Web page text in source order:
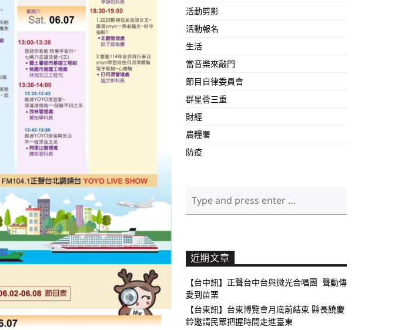
活動剪影
活動報名
生活
當音樂來敲門
節目自律委員會
群星薈三重
財經
農糧署
防疫
近期文章
【台中訊】正聲台中台與微光合唱團 聲動傳
愛到苗栗
【台東訊】台東博覽會月底前結束 縣長饒慶
鈴邀請民眾把握時間走進臺東